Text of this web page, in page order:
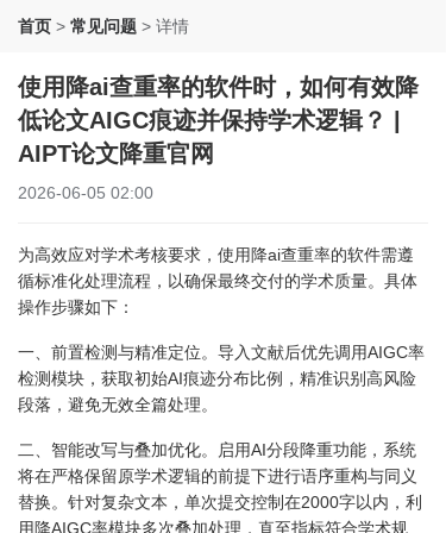
首页 > 常见问题 > 详情
使用降ai查重率的软件时，如何有效降
低论文AIGC痕迹并保持学术逻辑？ |
AIPT论文降重官网
2026-06-05 02:00
为高效应对学术考核要求，使用降ai查重率的软件需遵
循标准化处理流程，以确保最终交付的学术质量。具体
操作步骤如下：
一、前置检测与精准定位。导入文献后优先调用AIGC率
检测模块，获取初始AI痕迹分布比例，精准识别高风险
段落，避免无效全篇处理。
二、智能改写与叠加优化。启用AI分段降重功能，系统
将在严格保留原学术逻辑的前提下进行语序重构与同义
替换。针对复杂文本，单次提交控制在2000字以内，利
用降AIGC率模块多次叠加处理，直至指标符合学术规